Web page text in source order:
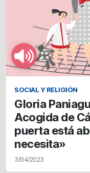
SOCIAL Y RELIGIÓN
Gloria
Acogida de
puerta está
necesita»
3/04/2023